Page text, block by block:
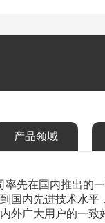
产品领域
先在国内推出的
国内先进技术水
外广大用户的一致